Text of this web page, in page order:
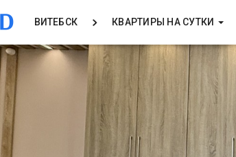
ВИТЕБСК КВАРТИРЫ НА СУТКИ